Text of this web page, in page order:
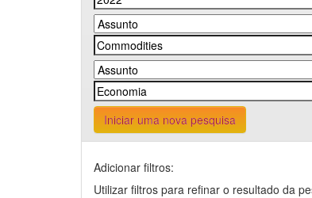
Iniciar uma nova pesquisa
Adicionar filtros:
Utilizar filtros para refinar o resultado da